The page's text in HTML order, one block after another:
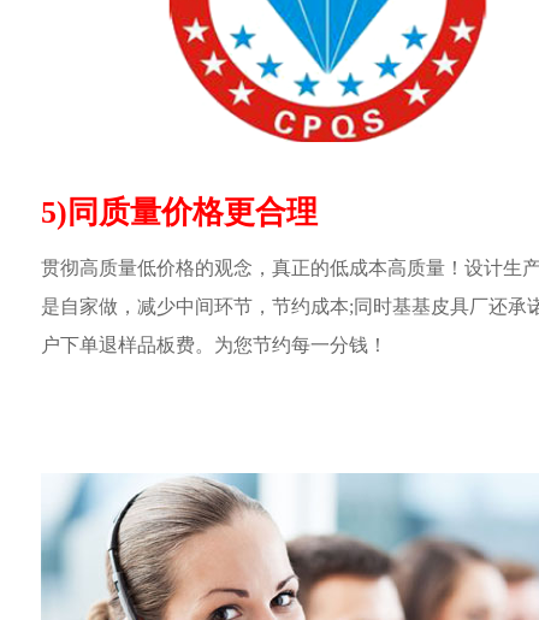
5)同质量价格更合理
贯彻高质量低价格的观念，真正的低成本高质量！设计生
是自家做，减少中间环节，节约成本;同时基基皮具厂还承
户下单退样品板费。为您节约每一分钱！